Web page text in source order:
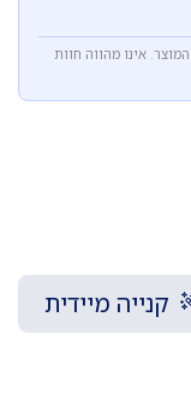
אינו מהווה חוות
קנייה מיידית